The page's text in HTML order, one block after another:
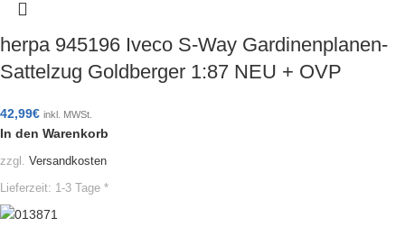
herpa 945196 Iveco S-Way Gardinenplanen-
Sattelzug Goldberger 1:87 NEU + OVP
42,99€ inkl. MWSt.
In den Warenkorb
zzgl. Versandkosten
Lieferzeit: 1-3 Tage *